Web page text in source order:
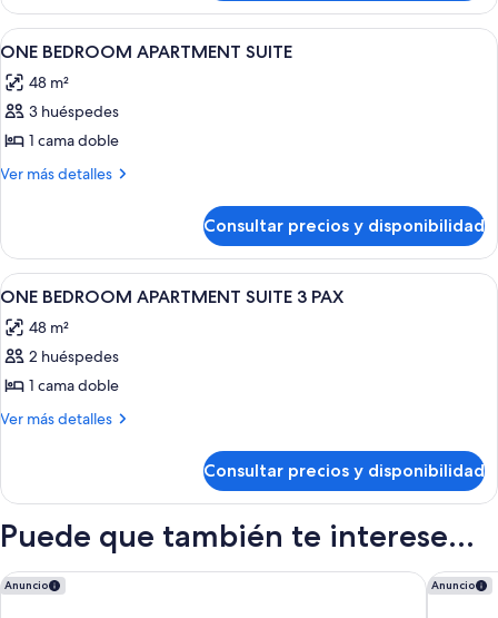
Abrir
todas
las
fotos
de
ONE
SUITE
Ropa de cama de alta calidad y
3
ONE BEDROOM APARTMENT SUITE
48 m²
3 huéspedes
1 cama doble
Ver más detalles
Más
BEDROOM
APARTMENT
SUITE
Consultar precios y disponibilidad
Abrir
todas
las
fotos
de
ONE
SUITE
PAX
Sala de estar | Una televisión, un
2
ONE BEDROOM APARTMENT SUITE 3 PAX
48 m²
2 huéspedes
1 cama doble
Ver más detalles
Más
BEDROOM
SUITE
PAX
Consultar precios y disponibilidad
Puede que también te interese...
Anuncio
1881 Tenerife Madrigueras Golf Hotel Anuncio
Bahia